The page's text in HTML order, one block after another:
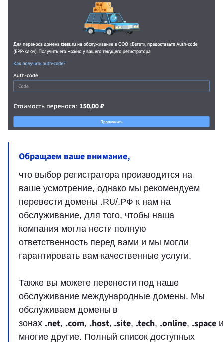
Обращаем ваше внимание,
что выбор регистратора производится на
ваше усмотрение, однако мы рекомендуем
перевести домены .RU/.РФ к нам на
обслуживание, для того, чтобы наша
компания могла нести полную
ответственность перед вами и мы могли
гарантировать вам качественные услуги.
Также вы можете перенести под наше
обслуживание международные домены. Мы
обслуживаем домены в
зонах .net, .com, .host, .site, .tech, .online, .space и
многие другие. Полный список доступных